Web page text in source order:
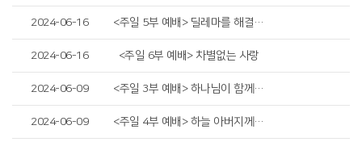
2024-06-16 <주일 5부 예배> 딜레마를 해결하는 법
2024-06-16 <주일 6부 예배> 차별없는 사랑
2024-06-09 <주일 3부 예배> 하나님이 함께 하시면
2024-06-09 <주일 4부 예배> 하늘 아버지께서 구하는 자에게